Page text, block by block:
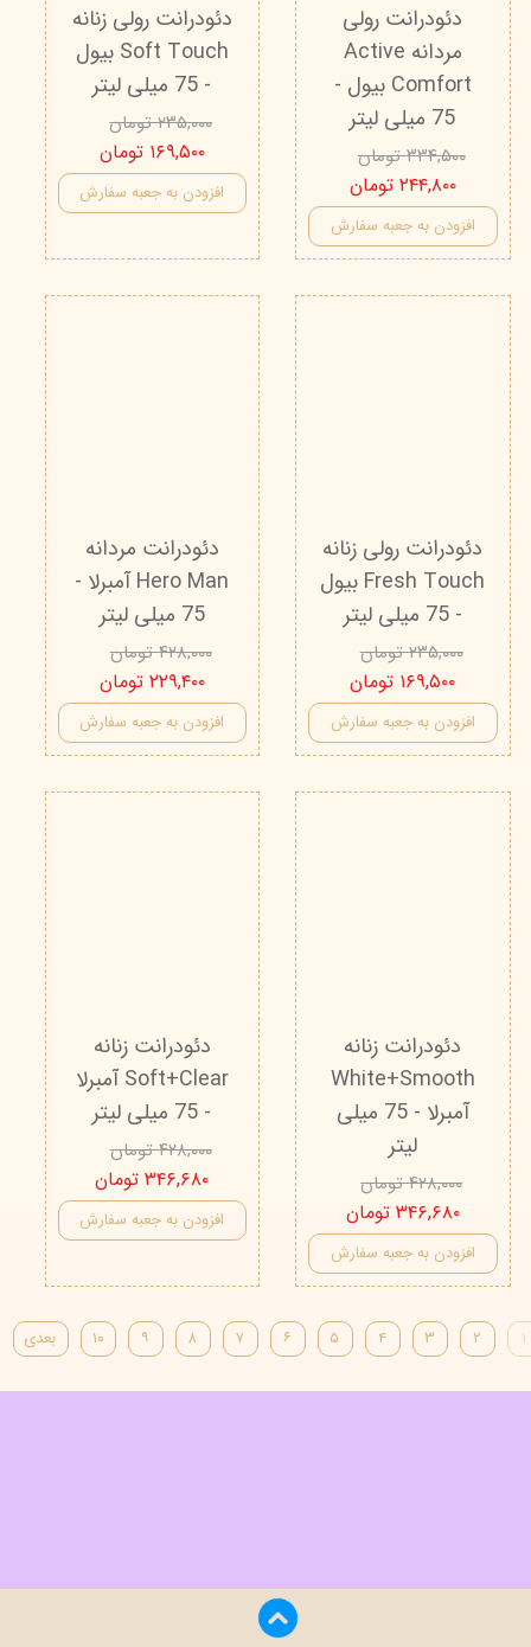
دئودرانت رولی
مردانه Active
Comfort بیول -
75 میلی لیتر
۳۳۴,۵۰۰ تومان
۲۴۴,۸۰۰ تومان
افزودن به جعبه سفارش
دئودرانت رولی زنانه
Soft Touch بیول
- 75 میلی لیتر
۲۳۵,۰۰۰ تومان
۱۶۹,۵۰۰ تومان
افزودن به جعبه سفارش
دئودرانت رولی زنانه
Fresh Touch بیول
- 75 میلی لیتر
۲۳۵,۰۰۰ تومان
۱۶۹,۵۰۰ تومان
افزودن به جعبه سفارش
دئودرانت مردانه
Hero Man آمبرلا -
75 میلی لیتر
۴۲۸,۰۰۰ تومان
۲۲۹,۴۰۰ تومان
افزودن به جعبه سفارش
دئودرانت زنانه
White+Smooth
آمبرلا - 75 میلی
لیتر
۴۲۸,۰۰۰ تومان
۳۴۶,۶۸۰ تومان
افزودن به جعبه سفارش
دئودرانت زنانه
Soft+Clear آمبرلا
- 75 میلی لیتر
۴۲۸,۰۰۰ تومان
۳۴۶,۶۸۰ تومان
افزودن به جعبه سفارش
۱ ۲ ۳ ۴ ۵ ۶ ۷ ۸ ۹ ۱۰ بعدی